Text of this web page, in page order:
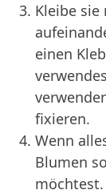
Kleibe sie
einen
fixieren.
Wenn
Blumen
möchtest.